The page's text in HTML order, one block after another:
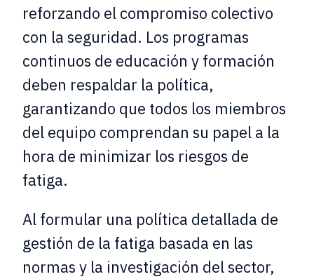
reforzando el compromiso colectivo
con la seguridad. Los programas
continuos de educación y formación
deben respaldar la política,
garantizando que todos los miembros
del equipo comprendan su papel a la
hora de minimizar los riesgos de
fatiga.
Al formular una política detallada de
gestión de la fatiga basada en las
normas y la investigación del sector,